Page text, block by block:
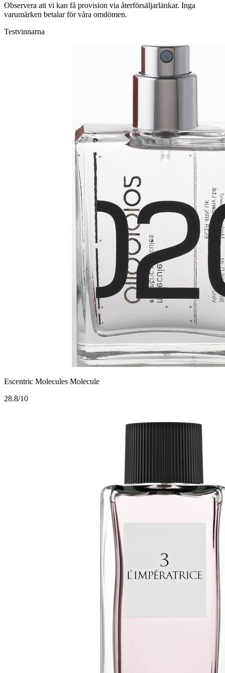
Observera att vi kan få provision via återförsäljarlänkar. Inga
varumärken betalar för våra omdömen.
Testvinnarna
Escentric Molecules Molecule
28.8/10